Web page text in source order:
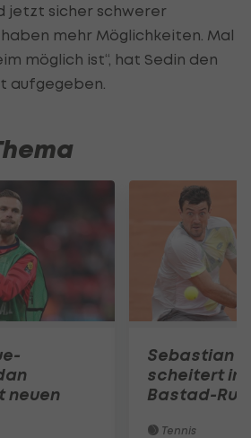
jetzt sicher schwerer
mehr Möglichkeiten. Mal
möglich ist“, hat Sedin den
aufgegeben.
neuen
Sebastian
scheitert in
Bastad-
Tennis